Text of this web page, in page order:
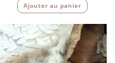
Ajouter au panier